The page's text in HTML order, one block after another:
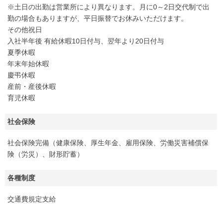
※土日の出勤は営業所により異なります。月に0～2日交代制で出
勤の場合もありますが、平日振替でお休みいただけます。
その他祝日
入社半年後 有給休暇10日付与、翌年より20日付与
夏季休暇
年末年始休暇
慶弔休暇
産前・産後休暇
育児休暇
社会保険
社会保険完備（健康保険、厚生年金、雇用保険、労働災害補償保
険（労災）、財形貯蓄）
各種制度
交通費規定支給